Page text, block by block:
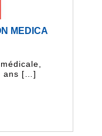
MEDICA
ans […]